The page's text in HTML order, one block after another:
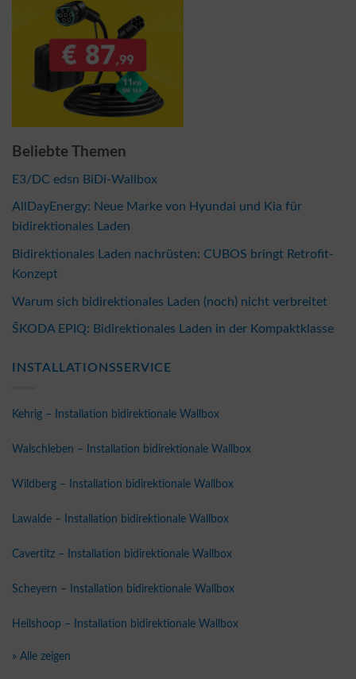
Beliebte Themen
E3/DC edsn BiDi-Wallbox
AllDayEnergy: Neue Marke von Hyundai und Kia für
bidirektionales Laden
Bidirektionales Laden nachrüsten: CUBOS bringt Retrofit-
Konzept
Warum sich bidirektionales Laden (noch) nicht verbreitet
ŠKODA EPIQ: Bidirektionales Laden in der Kompaktklasse
INSTALLATIONSSERVICE
Kehrig – Installation bidirektionale Wallbox
Walschleben – Installation bidirektionale Wallbox
Wildberg – Installation bidirektionale Wallbox
Lawalde – Installation bidirektionale Wallbox
Cavertitz – Installation bidirektionale Wallbox
Scheyern – Installation bidirektionale Wallbox
Heilshoop – Installation bidirektionale Wallbox
» Alle zeigen